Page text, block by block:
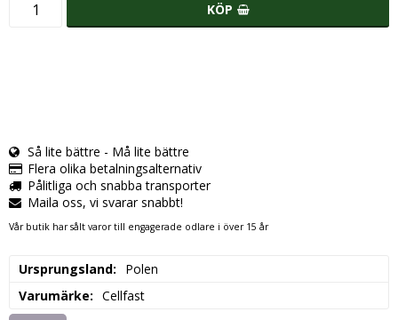
KÖP
Så lite bättre - Må lite bättre
Flera olika betalningsalternativ
Pålitliga och snabba transporter
Maila oss, vi svarar snabbt!
Vår butik har sålt varor till engagerade odlare i över 15 år
Ursprungsland
Polen
Varumärke
Cellfast